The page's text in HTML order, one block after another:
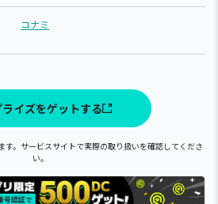
コナミ
ライズをゲットする
。サービスサイトで実際の取り扱いを確認してくださ
い。